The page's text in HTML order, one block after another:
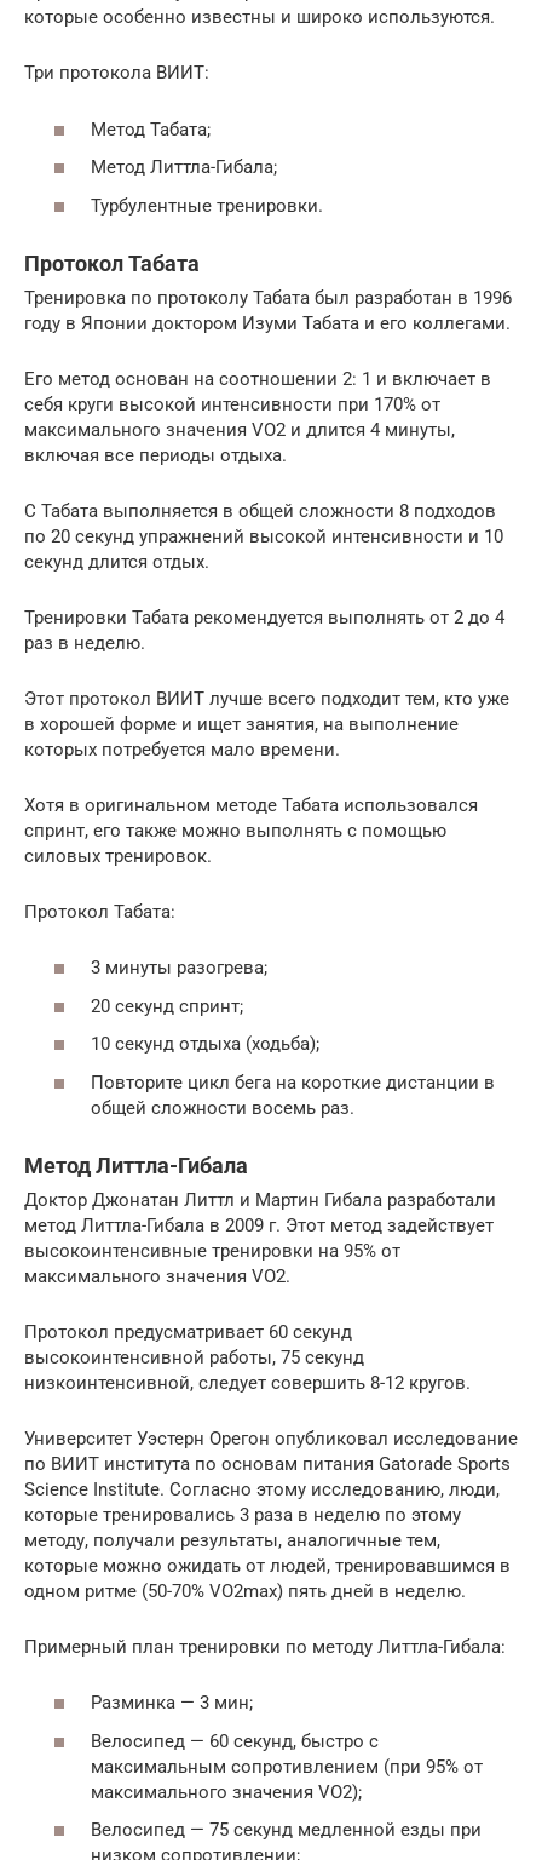
которые особенно известны и широко используются.
Три протокола ВИИТ:
Метод Табата;
Метод Литтла-Гибала;
Турбулентные тренировки.
Протокол Табата
Тренировка по протоколу Табата был разработан в 1996
году в Японии доктором Изуми Табата и его коллегами.
Его метод основан на соотношении 2: 1 и включает в
себя круги высокой интенсивности при 170% от
максимального значения VO2 и длится 4 минуты,
включая все периоды отдыха.
С Табата выполняется в общей сложности 8 подходов
по 20 секунд упражнений высокой интенсивности и 10
секунд длится отдых.
Тренировки Табата рекомендуется выполнять от 2 до 4
раз в неделю.
Этот протокол ВИИТ лучше всего подходит тем, кто уже
в хорошей форме и ищет занятия, на выполнение
которых потребуется мало времени.
Хотя в оригинальном методе Табата использовался
спринт, его также можно выполнять с помощью
силовых тренировок.
Протокол Табата:
3 минуты разогрева;
20 секунд спринт;
10 секунд отдыха (ходьба);
Повторите цикл бега на короткие дистанции в
общей сложности восемь раз.
Метод Литтла-Гибала
Доктор Джонатан Литтл и Мартин Гибала разработали
метод Литтла-Гибала в 2009 г. Этот метод задействует
высокоинтенсивные тренировки на 95% от
максимального значения VO2.
Протокол предусматривает 60 секунд
высокоинтенсивной работы, 75 секунд
низкоинтенсивной, следует совершить 8-12 кругов.
Университет Уэстерн Орегон опубликовал исследование
по ВИИТ института по основам питания Gatorade Sports
Science Institute. Согласно этому исследованию, люди,
которые тренировались 3 раза в неделю по этому
методу, получали результаты, аналогичные тем,
которые можно ожидать от людей, тренировавшимся в
одном ритме (50-70% VO2max) пять дней в неделю.
Примерный план тренировки по методу Литтла-Гибала:
Разминка — 3 мин;
Велосипед — 60 секунд, быстро с
максимальным сопротивлением (при 95% от
максимального значения VO2);
Велосипед — 75 секунд медленной езды при
низком сопротивлении;